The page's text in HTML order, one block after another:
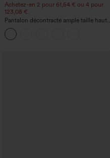
Achetez-en 2 pour 61,54 € ou 4 pour
123,08 €.
Pantalon décontracté ample taille haute
à jambes larges, avec poches